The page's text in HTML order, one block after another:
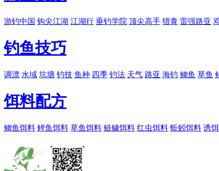
游钓中国 钩尖江湖 江湖行 垂钓学院 顶尖高手 猎青 雷强路亚
钓鱼技巧
调漂 水域 坑塘 钓技 鱼种 四季 钓法 天气 路亚 海钓 鲫鱼 草鱼
饵料配方
鲫鱼饵料 鲤鱼饵料 草鱼饵料 鲢鳙饵料 红虫饵料 蚯蚓饵料 诱